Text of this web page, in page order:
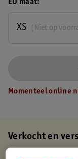
EU maat
(Niet op
XS
Momenteel online
Verkocht en